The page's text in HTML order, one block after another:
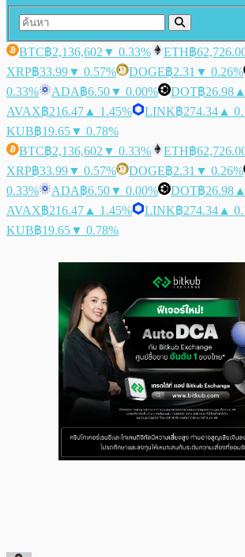
BTC฿2,136,602 ▼ 0.33% ETH฿
XRP฿33.99▼ 0.57% DOGE฿2.31 ▼ 0.26%
0.33%
ADA฿6.50▼ 0.00% DOT฿26.98
AVAX฿216.47 ▲ 1.45% LINK฿274.34 ▲
KUB฿19.65▼ 0.78%
BTC฿2,136,602 ▼ 0.33% ETH฿
XRP฿33.99▼ 0.57% DOGE฿2.31 ▼ 0.26%
0.33%
ADA฿6.50▼ 0.00% DOT฿26.98
AVAX฿216.47 ▲ 1.45% LINK฿274.34 ▲
KUB฿19.65▼ 0.78%